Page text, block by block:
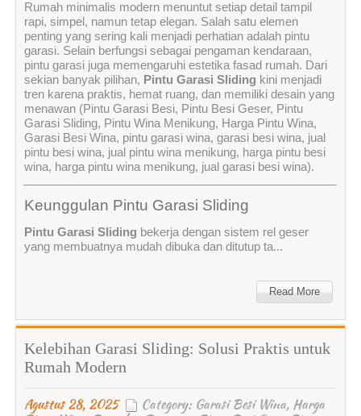
Rumah minimalis modern menuntut setiap detail tampil
rapi, simpel, namun tetap elegan. Salah satu elemen
penting yang sering kali menjadi perhatian adalah pintu
garasi. Selain berfungsi sebagai pengaman kendaraan,
pintu garasi juga memengaruhi estetika fasad rumah. Dari
sekian banyak pilihan, Pintu Garasi Sliding kini menjadi
tren karena praktis, hemat ruang, dan memiliki desain yang
menawan (Pintu Garasi Besi, Pintu Besi Geser, Pintu
Garasi Sliding, Pintu Wina Menikung, Harga Pintu Wina,
Garasi Besi Wina, pintu garasi wina, garasi besi wina, jual
pintu besi wina, jual pintu wina menikung, harga pintu besi
wina, harga pintu wina menikung, jual garasi besi wina).
Keunggulan Pintu Garasi Sliding
Pintu Garasi Sliding bekerja dengan sistem rel geser
yang membuatnya mudah dibuka dan ditutup ta...
Read More
Kelebihan Garasi Sliding: Solusi Praktis untuk
Rumah Modern
Agustus 28, 2025 Category: Garasi Besi Wina, Harga